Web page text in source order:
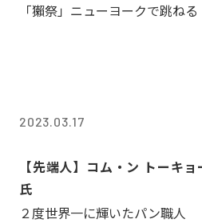
「獺祭」ニューヨークで跳ねる
2023.03.17
【先端人】コム・ン トーキ
氏
２度世界一に輝いたパン職人